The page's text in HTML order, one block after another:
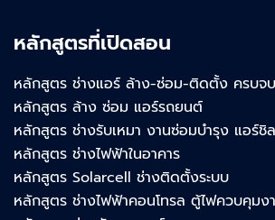
หลักสูตรที่เปิดสอน
หลักสูตร ช่างแอร์ ล้าง-ซ่อม-ติดตั้ง ครบจ
หลักสูตร ล้าง ซ่อม แอร์รถยนต์
หลักสูตร ช่างรับเหมา งานซ่อมบำรุง แอร์ชิ
หลักสูตร ช่างไฟฟ้าในอาคาร
หลักสูตร Solarcell ช่างติดตั้งระบบ
หลักสูตร ช่างไฟฟ้าคอนโทรล ตู้ไฟควบคุมง